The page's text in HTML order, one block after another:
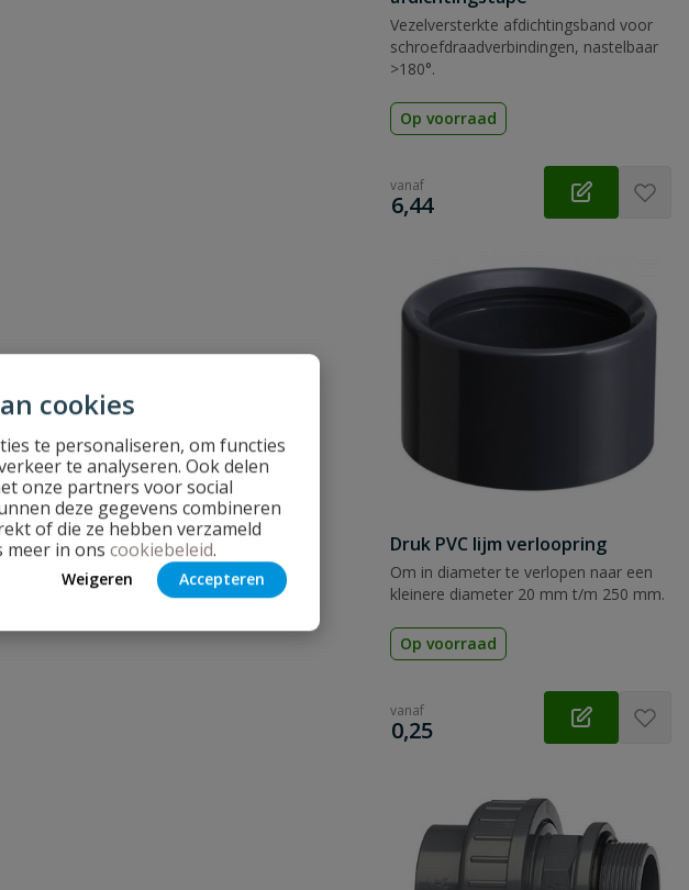
cookies
te personaliseren, om functies
te analyseren. Ook delen
onze partners voor social
deze gegevens combineren
of die ze hebben verzameld
meer in ons cookiebeleid.
Weigeren Accepteren
Vezelversterkte afdichtingsband voor
schroefdraadverbindingen, nastelbaar
>180°.
Op voorraad
vanaf
€
6,44
Druk PVC lijm verloopring
Om in diameter te verlopen naar een
kleinere diameter 20 mm t/m 250 mm.
Op voorraad
vanaf
€
0,25